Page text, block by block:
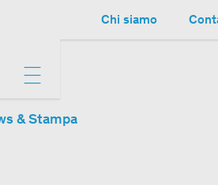
Chi siamo
& Stampa